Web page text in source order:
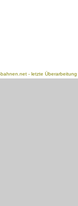
bahnen.net - letzte